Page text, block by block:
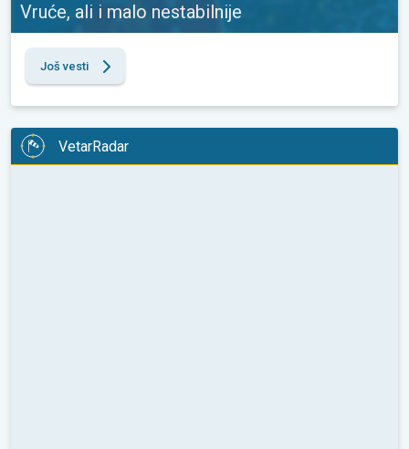
Vruće, ali i malo nestabilnije
Još vesti
VetarRadar